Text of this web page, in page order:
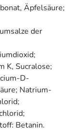
Mikronährstoffe
Funktion des
habeneine Funktion bei
(100-
Äpfelsäure;
der
K, Sucralose;
D-
Natrium-
Betanin.